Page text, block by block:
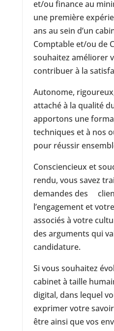
et/ou finance au
une première
ans au sein d’un
Comptable et/ou de
souhaitez améliorer
contribuer à la
Autonome,
attaché à la qualité
apportons une
techniques et à nos
pour réussir
Consciencieux et
rendu, vous savez
demandes des
l’engagement et
associés à votre
des arguments qui
candidature.
Si vous souhaitez
cabinet à taille
digital, dans lequel
exprimer votre
être ainsi que vos